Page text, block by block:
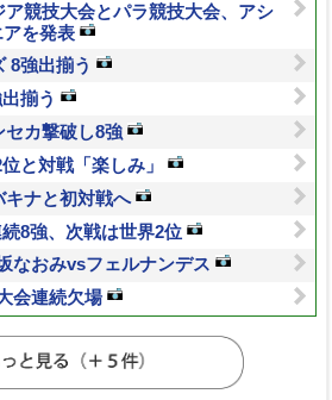
競技大会とパラ競技大会、アシ
を発表
8強出揃う
揃う
セカ撃破し8強
と対戦「楽しみ」
キナと初対戦へ
8強、次戦は世界2位
なおみvsフェルナンデス
会連続欠場